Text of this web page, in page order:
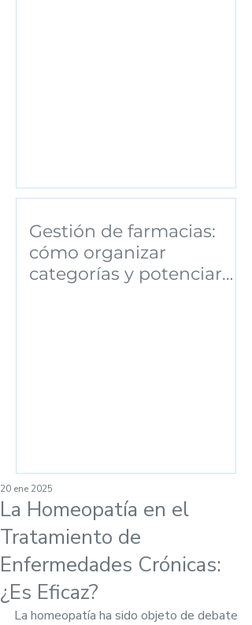
Gestión de farmacias:
cómo organizar
categorías y potenciar
La Homeopatía en el
Tratamiento de
Enfermedades Crónicas:
¿Es Eficaz?
20 ene 2025
La homeopatía ha sido objeto de debate